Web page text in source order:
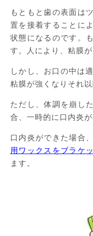
もともと歯の表面は
置を接着することに
状態になるのです。
す。人により、粘膜
しかし、お口の中は
粘膜が強くなりそれ
ただし、体調を崩し
合、一時的に口内炎が
口内炎ができた場合
用ワックス をブラケ
ます。